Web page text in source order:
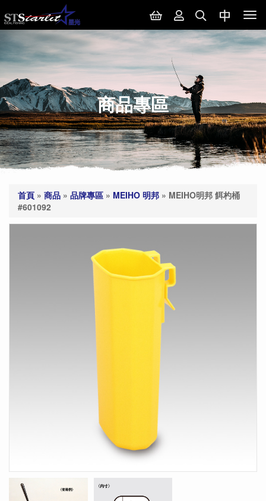
商品專區
首頁 » 商品 » 品牌專區 » MEIHO 明邦 » MEIHO明邦 餌杓桶
#601092